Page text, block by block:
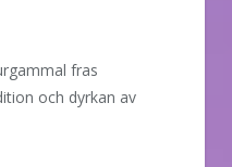
fras
och dyrkan av